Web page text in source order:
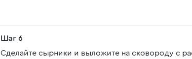
Шаг 6
Сделайте сырники и выложите на сковороду с